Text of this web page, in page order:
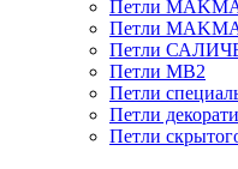
Петли
Петли
Петли
Петли MB2
Петли
Петли
Петли